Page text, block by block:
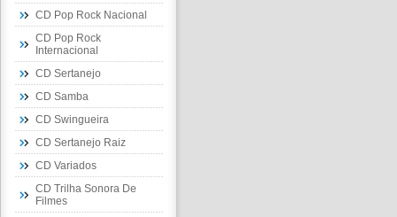
CD Pop Rock Nacional
CD Pop Rock
Internacional
CD Sertanejo
CD Samba
CD Swingueira
CD Sertanejo Raiz
CD Variados
CD Trilha Sonora De
Filmes